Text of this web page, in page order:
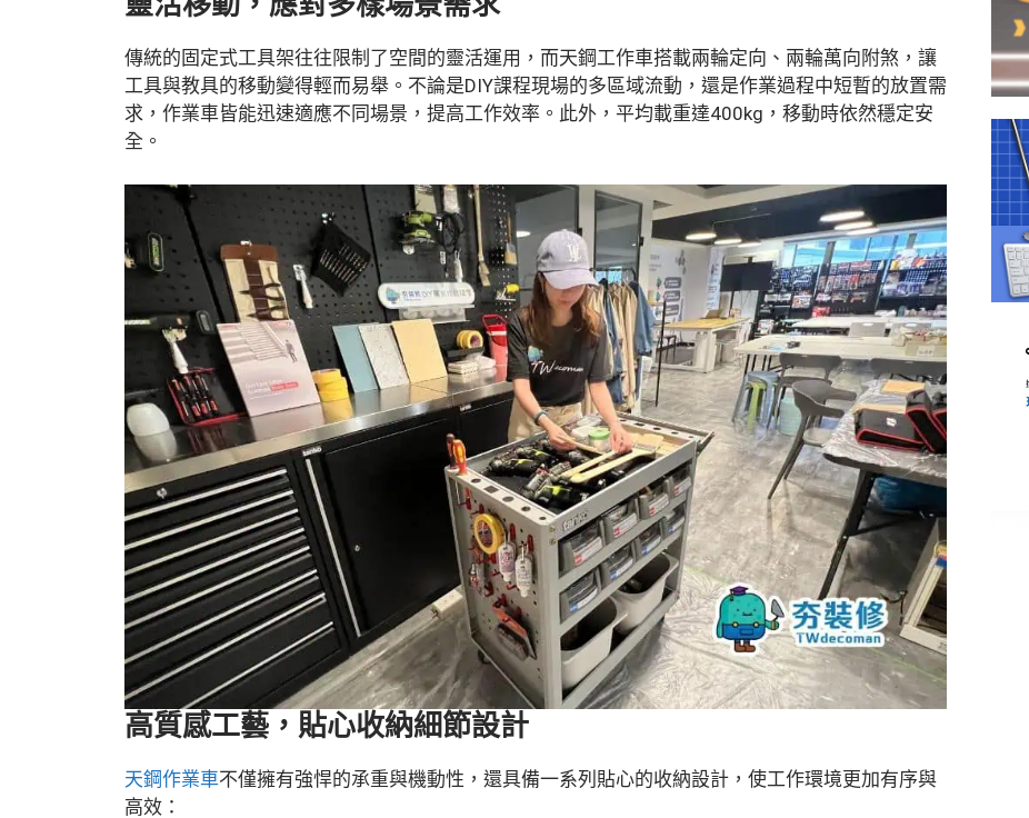
傳統的固定式工具架往往限制了空間的靈活運用，而天鋼工作車搭載兩輪定向、兩輪萬向附煞，讓
工具與教具的移動變得輕而易舉。不論是DIY課程現場的多區域流動，還是作業過程中短暫的放置需
求，作業車皆能迅速適應不同場景，提高工作效率。此外，平均載重達400kg，移動時依然穩定安
全。
高質感工藝，貼心收納細節設計
天鋼作業車不僅擁有強悍的承重與機動性，還具備一系列貼心的收納設計，使工作環境更加有序與
高效：